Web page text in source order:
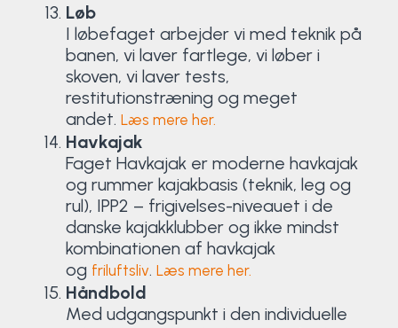
Løb
I løbefaget arbejder vi med teknik på
banen, vi laver fartlege, vi løber i
skoven, vi laver tests,
restitutionstræning og meget
andet. Læs mere her.
Havkajak
Faget Havkajak er moderne havkajak
og rummer kajakbasis (teknik, leg og
rul), IPP2 – frigivelses-niveauet i de
danske kajakklubber og ikke mindst
kombinationen af havkajak
og friluftsliv. Læs mere her.
Håndbold
Med udgangspunkt i den individuelle